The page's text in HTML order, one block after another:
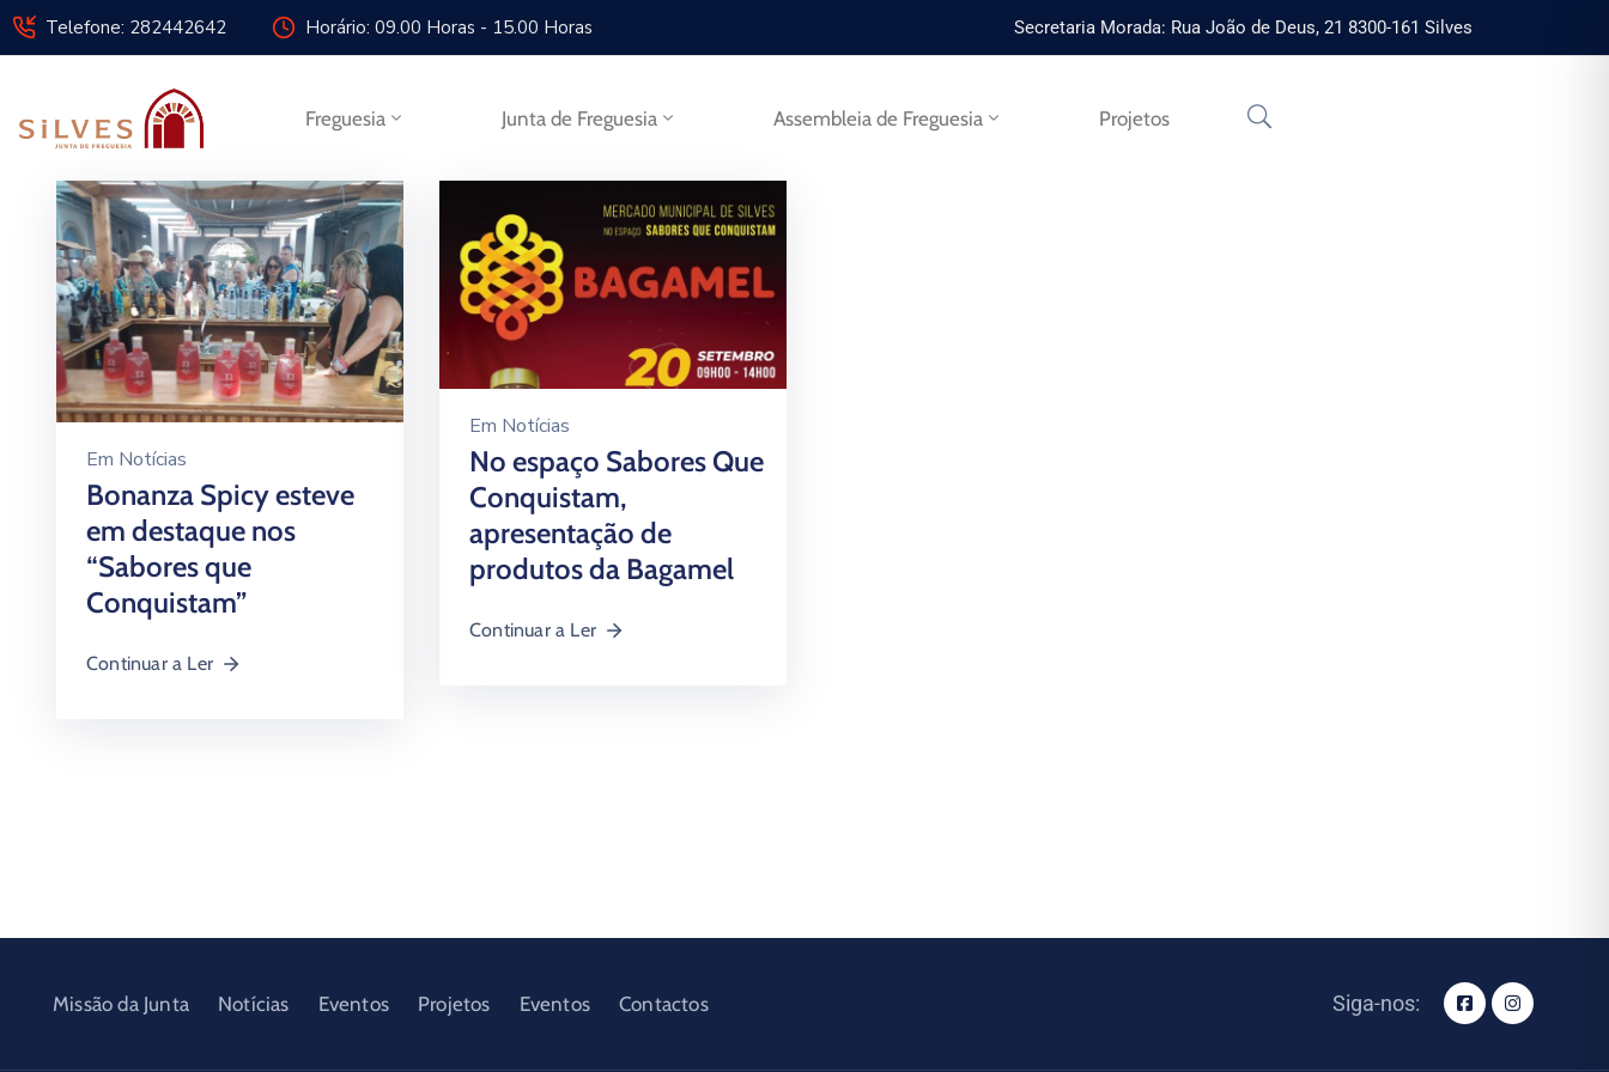
Telefone: 282442642 Horário: 09.00 Horas - 15.00 Horas Secretaria Morada: Rua João de Deus, 21 8300-161 Silves
Freguesia Junta de Freguesia Assembleia de Freguesia Projetos
Em Notícias
Bonanza Spicy esteve
em destaque nos
“Sabores que
Conquistam”
Continuar a Ler
Em Notícias
No espaço Sabores Que
Conquistam,
apresentação de
produtos da Bagamel
Continuar a Ler
Missão da Junta Notícias Eventos Projetos Eventos Contactos Siga-nos: